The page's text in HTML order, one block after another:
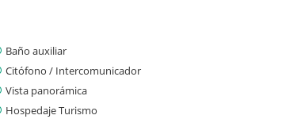
Baño auxiliar
Citófono / Intercomunicador
Vista panorámica
Hospedaje Turismo